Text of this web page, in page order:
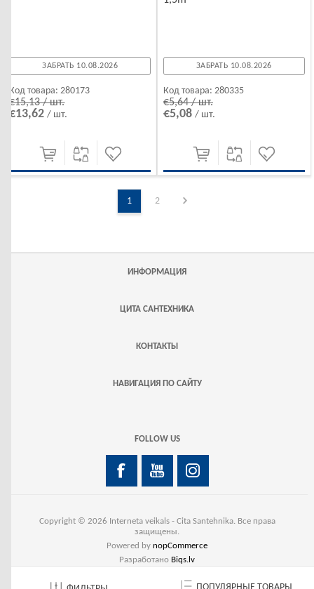
ЗАБРАТЬ 10.08.2026
Код товара: 280173
€15,13 / шт.
€13,62/ шт.
ЗАБРАТЬ 10.08.2026
Код товара: 280335
€5,64 / шт.
€5,08 / шт.
1 2
ИНФОРМАЦИЯ
ЦИТА САНТЕХНИКА
КОНТАКТЫ
НАВИГАЦИЯ ПО САЙТУ
FOLLOW US
Copyright © 2026 Interneta veikals - Cita Santehnika. Все права
защищены.
Powered by nopCommerce
Разработано Biqs.lv